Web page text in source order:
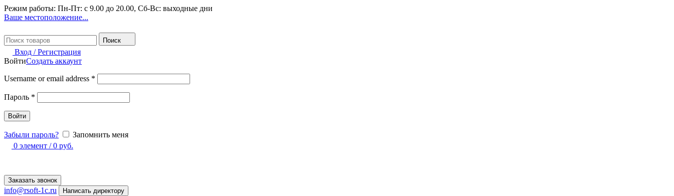
Режим работы: Пн-Пт: с 9.00 до 20.00, Сб-Вс: выходные дни
Ваше местоположение...
Поиск
Вход / Регистрация
ВойтиСоздать аккаунт
Username or email address *
Пароль *
Войти
Забыли пароль?
Запомнить меня
0 элемент / 0 руб.
Заказать звонок
info@rsoft-1c.ru Написать директору